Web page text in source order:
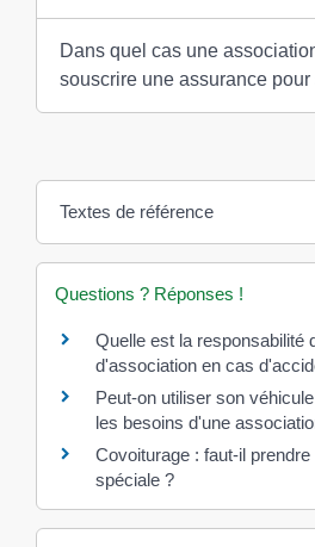
Dans quel cas une
souscrire une assurance
Textes de référence
Questions ? Réponses !
Quelle est la responsabilité
d'association en cas
Peut-on utiliser son
les besoins d'une
Covoiturage : faut-il
spéciale ?